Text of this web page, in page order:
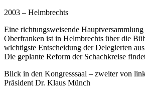
2003 – Helmbrechts
Eine richtungsweisende Hauptversammlung
Oberfranken ist in Helmbrechts über die
wichtigste Entscheidung der Delegierten
Die geplante Reform der Schachkreise
Blick in den Kongresssaal – zweiter von
Präsident Dr. Klaus Münch